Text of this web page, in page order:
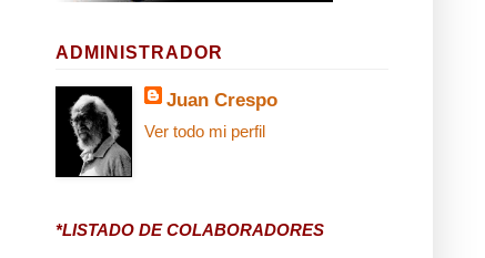
ADMINISTRADOR
Juan Crespo
Ver todo mi perfil
*LISTADO DE COLABORADORES